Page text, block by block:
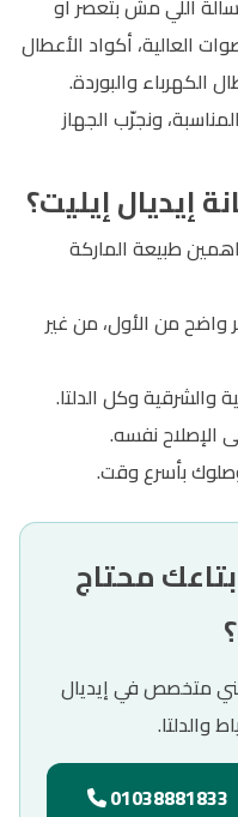
اللي مش بتعصر أو
العالية، أكواد الأعطال
الكهرباء والبوردة.
ونجرّب الجهاز
إيديال إيليت؟
طبيعة الماركة
واضح من الأول، من غير
والشرقية وكل الدلتا.
الإصلاح نفسه.
بأسرع وقت.
محتاج
متخصص في إيديال
والدلتا.
01038881833